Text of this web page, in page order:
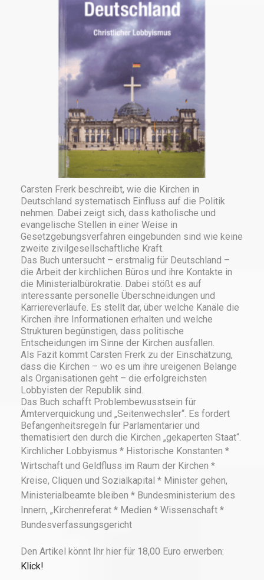
Carsten Frerk beschreibt, wie die Kirchen in
Deutschland systematisch Einfluss auf die Politik
nehmen. Dabei zeigt sich, dass katholische und
evangelische Stellen in einer Weise in
Gesetzgebungsverfahren eingebunden sind wie keine
zweite zivilgesellschaftliche Kraft.
Das Buch untersucht – erstmalig für Deutschland –
die Arbeit der kirchlichen Büros und ihre Kontakte in
die Ministerialbürokratie. Dabei stößt es auf
interessante personelle Überschneidungen und
Karriereverläufe. Es stellt dar, über welche Kanäle die
Kirchen ihre Informationen erhalten und welche
Strukturen begünstigen, dass politische
Entscheidungen im Sinne der Kirchen ausfallen.
Als Fazit kommt Carsten Frerk zu der Einschätzung,
dass die Kirchen – wo es um ihre ureigenen Belange
als Organisationen geht – die erfolgreichsten
Lobbyisten der Republik sind.
Das Buch schafft Problembewusstsein für
Ämterverquickung und „Seitenwechsler“. Es fordert
Befangenheitsregeln für Parlamentarier und
thematisiert den durch die Kirchen „gekaperten Staat“.
Kirchlicher Lobbyismus * Historische Konstanten *
Wirtschaft und Geldfluss im Raum der Kirchen *
Kreise, Cliquen und Sozialkapital * Minister gehen,
Ministerialbeamte bleiben * Bundesministerium des
Innern, „Kirchenreferat * Medien * Wissenschaft *
Bundesverfassungsgericht
Den Artikel könnt Ihr hier für 18,00 Euro erwerben:
Klick!